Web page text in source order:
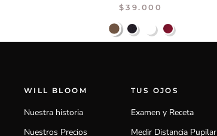
$39.000
WILL BLOOM
Nuestra historia
Nuestros Precios
TUS OJOS
Examen y Receta
Medir Distancia Pupilar